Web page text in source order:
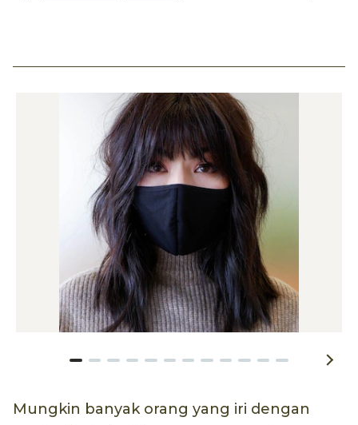
Mungkin banyak orang yang iri dengan